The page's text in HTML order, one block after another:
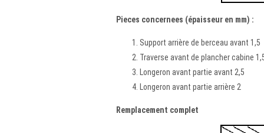
Pieces concernees (épaisseur en mm) :
Support arrière de berceau avant 1,5
Traverse avant de plancher cabine
Longeron avant partie avant 2,5
Longeron avant partie arrière 2
Remplacement complet